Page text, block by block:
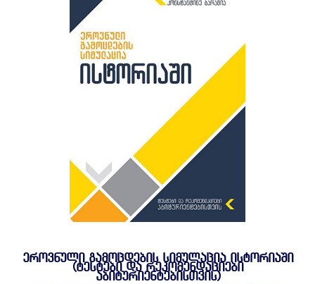
ᲔᲠᲝᲕᲜᲣᲚᲘ ᲒᲐᲛᲝᲪᲓᲔᲑᲘᲡ ᲡᲘᲛᲣᲚᲐᲪᲘᲐ ᲘᲡᲢᲝᲠᲘᲐᲨᲘ
(ᲢᲔᲡᲢᲔᲑᲘ ᲓᲐ ᲠᲔᲙᲝᲛᲔᲜᲓᲐᲪᲘᲔᲑᲘ
ᲐᲑᲘᲢᲣᲠᲘᲔᲜᲢᲔᲑᲘᲡᲗᲕᲘᲡ)